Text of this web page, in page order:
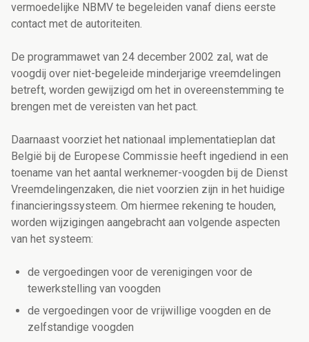
vermoedelijke NBMV te begeleiden vanaf diens eerste
contact met de autoriteiten.
De programmawet van 24 december 2002 zal, wat de
voogdij over niet-begeleide minderjarige vreemdelingen
betreft, worden gewijzigd om het in overeenstemming te
brengen met de vereisten van het pact.
Daarnaast voorziet het nationaal implementatieplan dat
België bij de Europese Commissie heeft ingediend in een
toename van het aantal werknemer-voogden bij de Dienst
Vreemdelingenzaken, die niet voorzien zijn in het huidige
financieringssysteem. Om hiermee rekening te houden,
worden wijzigingen aangebracht aan volgende aspecten
van het systeem:
de vergoedingen voor de verenigingen voor de
tewerkstelling van voogden
de vergoedingen voor de vrijwillige voogden en de
zelfstandige voogden